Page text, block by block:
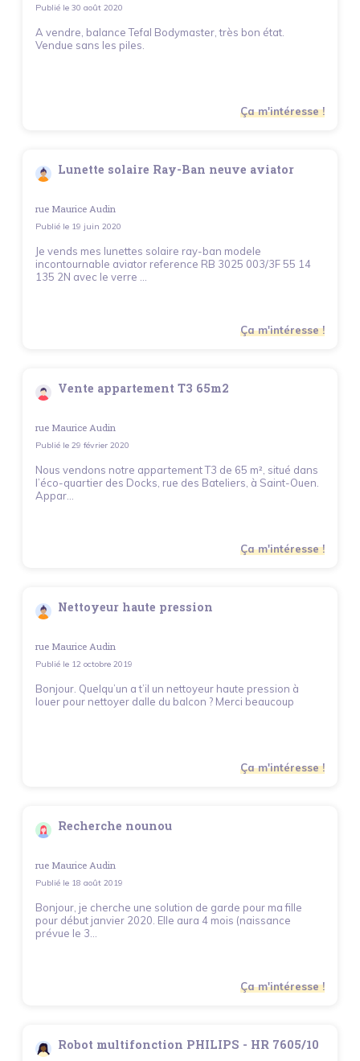
Publié le 30 août 2020
A vendre, balance Tefal Bodymaster, très bon état.
Vendue sans les piles.
Ça m'intéresse !
Lunette solaire Ray-Ban neuve aviator
rue Maurice Audin
Publié le 19 juin 2020
Je vends mes lunettes solaire ray-ban modele
incontournable aviator reference RB 3025 003/3F 55 14
135 2N avec le verre ...
Ça m'intéresse !
Vente appartement T3 65m2
rue Maurice Audin
Publié le 29 février 2020
Nous vendons notre appartement T3 de 65 m², situé dans
l’éco-quartier des Docks, rue des Bateliers, à Saint-Ouen.
Appar...
Ça m'intéresse !
Nettoyeur haute pression
rue Maurice Audin
Publié le 12 octobre 2019
Bonjour. Quelqu’un a t’il un nettoyeur haute pression à
louer pour nettoyer dalle du balcon ? Merci beaucoup
Ça m'intéresse !
Recherche nounou
rue Maurice Audin
Publié le 18 août 2019
Bonjour, je cherche une solution de garde pour ma fille
pour début janvier 2020. Elle aura 4 mois (naissance
prévue le 3...
Ça m'intéresse !
Robot multifonction PHILIPS - HR 7605/10